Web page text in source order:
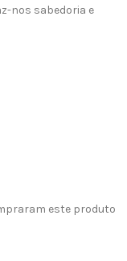
nos sabedoria e
este produto